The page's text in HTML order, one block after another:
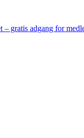
– gratis adgang for